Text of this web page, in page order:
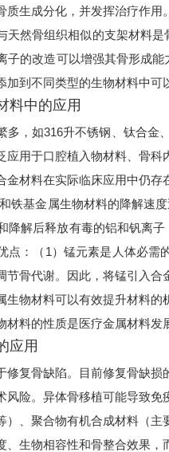
质生成分化，并发挥治疗作
天然骨组织相似的支架材料
子的改造可以增强其骨形成
加到不同类型的生物材料中
料中的应用
多，如316升不锈钢、钛合
应用于口腔植入物材料、骨
金材料在实际临床应用中仍
铁基金属生物材料的降解速
降解后释放有毒的铝和钒离
点：（1）锰元素是人体必
节骨代谢。因此，将锰引入
生物材料可以有效提升材料
材料的性质是医疗金属材料发
应用
修复骨缺陷。目前修复骨缺
风险。异体骨移植可能导致
）、聚合物有机合成材料（
、生物相容性和骨整合效果